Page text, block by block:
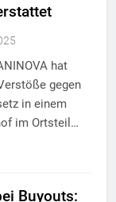
hat
gegen
in einem
im Ortsteil…
Buyouts: